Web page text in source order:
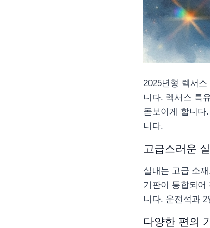
2025년형 렉서
니다. 렉서스 특
돋보이게 합니
니다.
고급스러운
실내는 고급 소
기판이 통합되어
니다. 운전석과
다양한 편의